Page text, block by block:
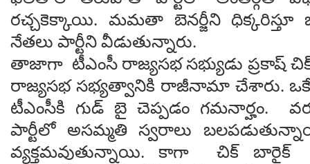
రచ్చకెక్కాయి. మమతా బెనర్జీని ధిక్కరిస్తూ
నేతలు పార్టీని వీడుతున్నారు.
తాజాగా టీఎంసీ రాజ్యసభ సభ్యుడు ప్రకాష్
రాజ్యసభ సభ్యత్వానికి రాజీనామా చేశారు. ఒకే
టీఎంసీకి గుడ్ బై చెప్పడం గమనార్హం.
పార్టీలో అసమ్మతి స్వరాలు
వ్యక్తమవుతున్నాయి. కాగా చిక్